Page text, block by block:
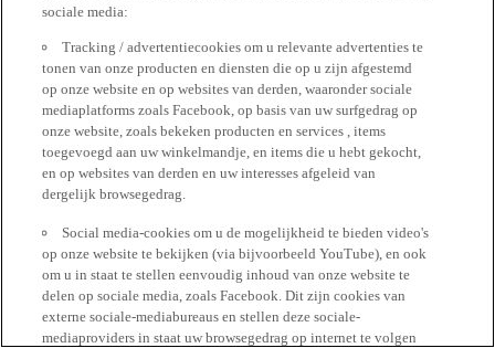
sociale media:
Tracking / advertentiecookies om u relevante advertenties te
tonen van onze producten en diensten die op u zijn afgestemd
op onze website en op websites van derden, waaronder sociale
mediaplatforms zoals Facebook, op basis van uw surfgedrag op
onze website, zoals bekeken producten en services , items
toegevoegd aan uw winkelmandje, en items die u hebt gekocht,
en op websites van derden en uw interesses afgeleid van
dergelijk browsegedrag.
Social media-cookies om u de mogelijkheid te bieden video's
op onze website te bekijken (via bijvoorbeeld YouTube), en ook
om u in staat te stellen eenvoudig inhoud van onze website te
delen op sociale media, zoals Facebook. Dit zijn cookies van
externe sociale-mediabureaus en stellen deze sociale-
mediaproviders in staat uw browsegedrag op internet te volgen